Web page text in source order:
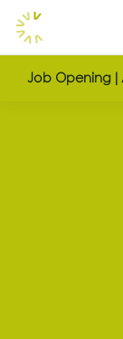
Job Opening